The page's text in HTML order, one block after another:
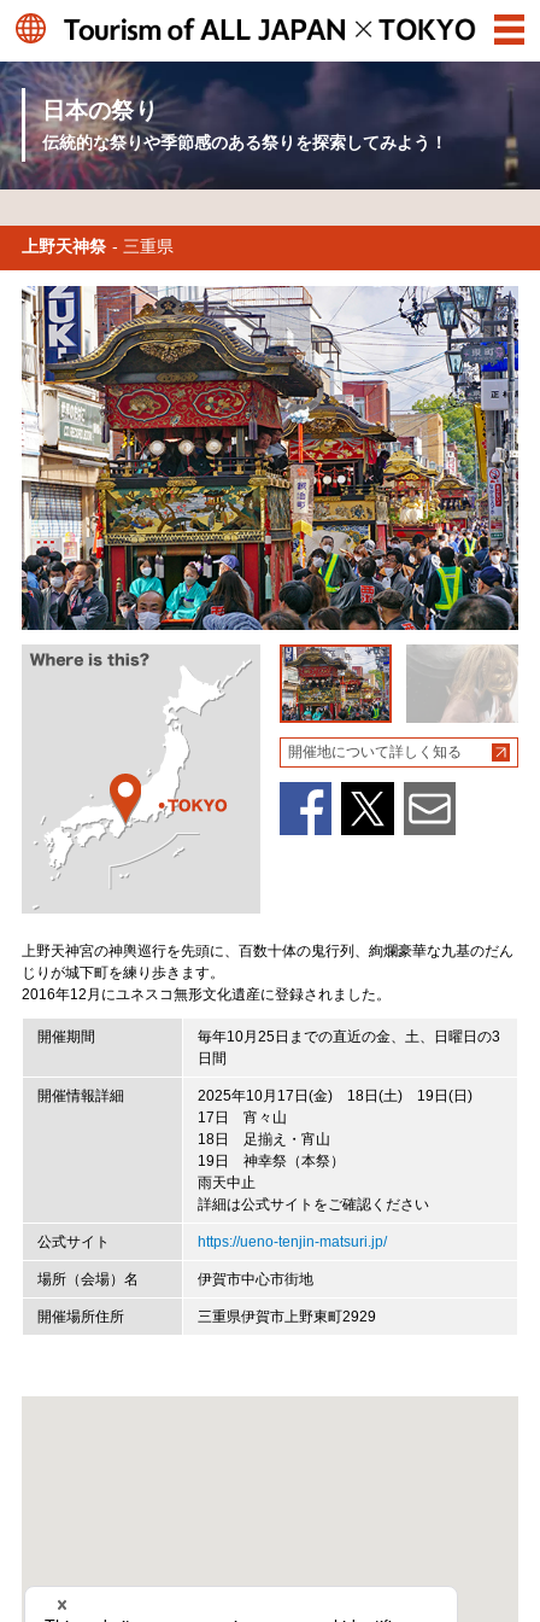
日本の祭り
伝統的な祭りや季節感のある祭りを探索してみよう！
上野天神祭 - 三重県
開催地について詳しく知る
上野天神宮の神輿巡行を先頭に、百数十体の鬼行列、絢爛豪華な九基のだん
じりが城下町を練り歩きます。
2016年12月にユネスコ無形文化遺産に登録されました。
開催期間
毎年10月25日までの直近の金、土、日曜日の3
日間
開催情報詳細
2025年10月17日(金) 18日(土) 19日(日)
17日 宵々山
18日 足揃え・宵山
19日 神幸祭（本祭）
雨天中止
詳細は公式サイトをご確認ください
公式サイト https://ueno-tenjin-matsuri.jp/
場所（会場）名 伊賀市中心市街地
開催場所住所 三重県伊賀市上野東町2929